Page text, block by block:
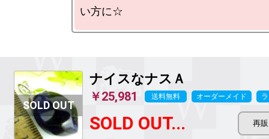
ナイスなナスＡ
￥25,981 送料無料 オーダーメイド
SOLD OUT...